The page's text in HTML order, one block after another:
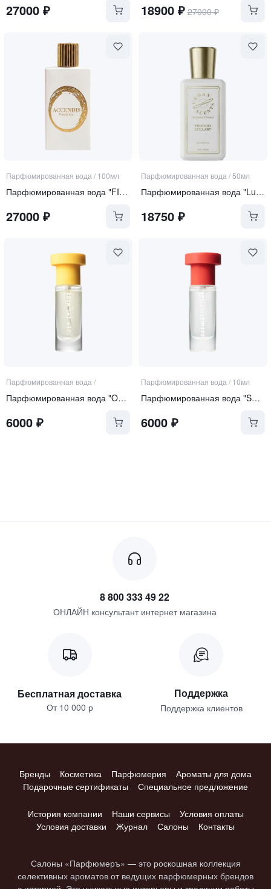
27000 ₽ 18900₽ 27000₽
Парфюмированная вода / 100мл
Парфюмированная вода "FIORIALUX"
27000 ₽
Парфюмированная вода /50мл
Парфюмированная вода "Lullaby"
18750₽
Парфюмированная вода /
Парфюмированная вода "Over the Moon"
6000 ₽
Парфюмированная вода / 10мл
Парфюмированная вода "Sophistication"
6000₽
8 800 333 49 22
ОНЛАЙН консультант интернет магазина
Бесплатная доставка
От 10 000 р
Поддержка
Поддержка клиентов
Бренды Косметика Парфюмерия
Ароматы для дома
Подарочные сертификаты
Специальное предложение
История компании Наши сервисы
Условия оплаты
Условия доставки
Журнал Салоны Контакты
Салоны «Парфюмеръ» — это роскошная коллекция
селективных ароматов от ведущих парфюмерных брендов